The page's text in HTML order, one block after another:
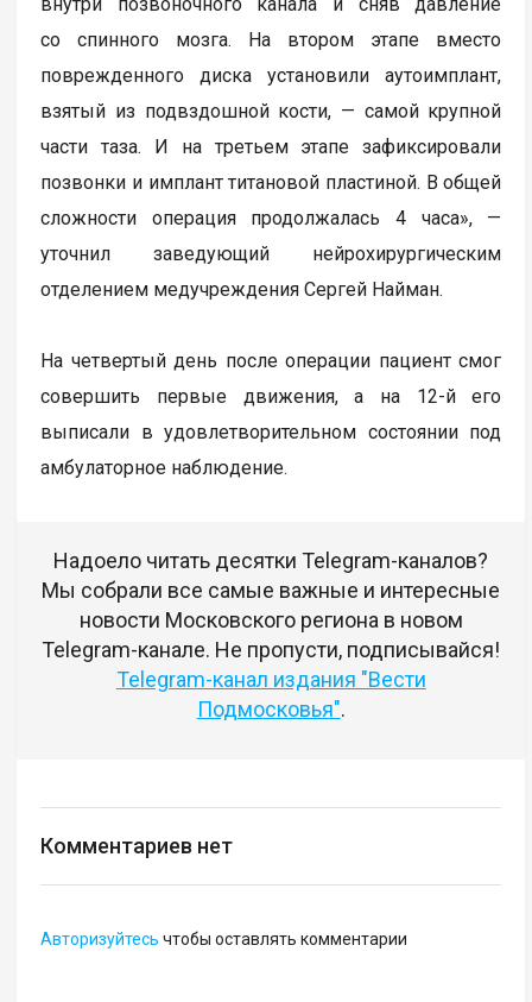
со спинного мозга. На втором этапе вместо
поврежденного диска установили аутоимплант,
взятый из подвздошной кости, — самой крупной
части таза. И на третьем этапе зафиксировали
позвонки и имплант титановой пластиной. В общей
сложности операция продолжалась 4 часа», —
уточнил заведующий нейрохирургическим
отделением медучреждения Сергей Найман.
На четвертый день после операции пациент смог
совершить первые движения, а на 12-й его
выписали в удовлетворительном состоянии под
амбулаторное наблюдение.
Надоело читать десятки Telegram-каналов?
Мы собрали все самые важные и интересные
новости Московского региона в новом
Telegram-канале. Не пропусти, подписывайся!
Telegram-канал издания "Вести
Подмосковья".
Комментариев нет
Авторизуйтесь чтобы оставлять комментарии